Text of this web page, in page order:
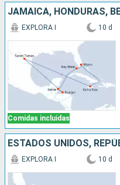
Comidas incluidas
EXPLORA I 10 d
EXPLORA I 10 d